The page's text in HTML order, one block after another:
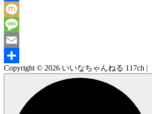
Facebook
Mixi
Message
Email
共
Copyright © 2026 いいなちゃんねる 117ch |